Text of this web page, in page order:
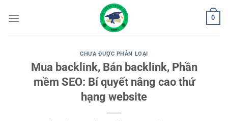
qua
0
CHƯA ĐƯỢC PHÂN LOẠI
Mua backlink, Bán backlink, Phần
mềm SEO: Bí quyết nâng cao thứ
hạng website